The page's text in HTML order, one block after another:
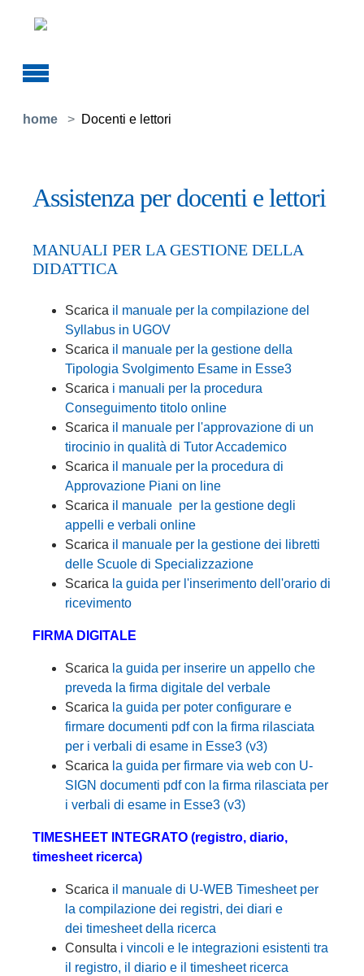
home
Docenti e lettori
Assistenza per docenti e lettori
MANUALI PER LA GESTIONE DELLA
DIDATTICA
Scarica il manuale per la compilazione del
Syllabus in UGOV
Scarica il manuale per la gestione della
Tipologia Svolgimento Esame in Esse3
Scarica i manuali per la procedura
Conseguimento titolo online
Scarica il manuale per l'approvazione di un
tirocinio in qualità di Tutor Accademico
Scarica il manuale per la procedura di
Approvazione Piani on line
Scarica il manuale per la gestione degli
appelli e verbali online
Scarica il manuale per la gestione dei libretti
delle Scuole di Specializzazione
Scarica la guida per l'inserimento dell'orario di
ricevimento
FIRMA DIGITALE
Scarica la guida per inserire un appello che
preveda la firma digitale del verbale
Scarica la guida per poter configurare e
firmare documenti pdf con la firma rilasciata
per i verbali di esame in Esse3 (v3)
Scarica la guida per firmare via web con U-
SIGN documenti pdf con la firma rilasciata per
i verbali di esame in Esse3 (v3)
TIMESHEET INTEGRATO (registro, diario,
timesheet ricerca)
Scarica il manuale di U-WEB Timesheet per
la compilazione dei registri, dei diari e
dei timesheet della ricerca
Consulta i vincoli e le integrazioni esistenti tra
il registro, il diario e il timesheet ricerca